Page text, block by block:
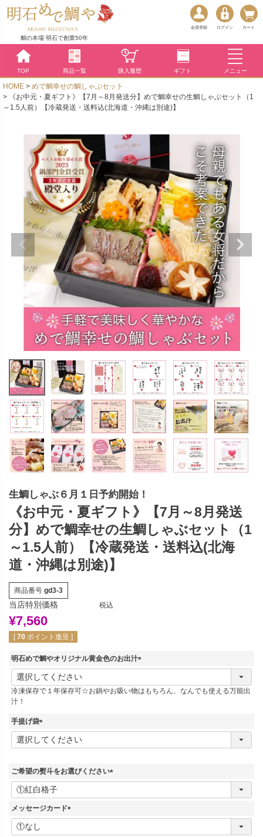
鯛の本場 明石で創業50年
会員登録 ログイン カート
TOP 商品一覧 購入履歴 ギフト メニュー
HOME
めで鯛幸せの鯛しゃぶセット
《お中元・夏ギフト》【7月～8月発送分】めで鯛幸せの生鯛しゃぶセット（1
～1.5人前）【冷蔵発送・送料込(北海道・沖縄は別途)】
生鯛しゃぶ６月１日予約開始！
《お中元・夏ギフト》【7月～8月発送
分】めで鯛幸せの生鯛しゃぶセット（1
～1.5人前）【冷蔵発送・送料込(北海
道・沖縄は別途)】
商品番号 gd3-3
当店特別価格
¥7,560
税込
[ 70 ポイント進呈 ]
明石めで鯛やオリジナル黄金色のお出汁
(
須
冷凍保存で１年保存可☆お鍋やお吸い物はもちろん、なんでも使える万能出
汁！
手提げ袋
(
必
ご希望の熨斗をお選びください
(
メッセージカード
(